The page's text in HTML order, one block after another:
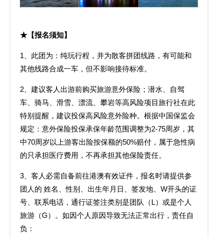
★【报名须知】
1、此团为：纯玩行程，并为散客拼团线路，有可能和
其他线路合成一车，但不影响接待标准。
2、建议客人出游前购买旅游意外保险；潜水、自驾
车、骑马、滑雪、漂流、攀岩等高风险项目旅行社在此
特别提醒，建议投保高风险意外险种。根据中国保监会
规定：意外保险投保承保年龄范围调整为2-75周岁，其
中70周岁以上游客出险按保额的50%赔付，属于急性病
的只承担医疗费用，不再承担其他保险责任。
3、客人必需自备前往港澳有效证件，报名时请提供参
团人的 姓名、性别、出生年月日、签发地、W开头的证
号、联系电话，通行证签注类别是团队（L）或是个人
旅游（G）。如因个人原因导致无法正常出行，责任自
负：